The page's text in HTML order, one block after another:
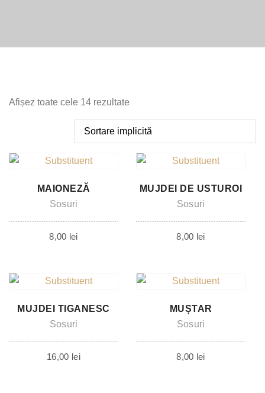
Afișez toate cele 14 rezultate
MAIONEZĂ
Sosuri
8,00 lei
MUJDEI DE USTUROI
Sosuri
8,00 lei
MUJDEI TIGANESC
Sosuri
16,00 lei
MUȘTAR
Sosuri
8,00 lei